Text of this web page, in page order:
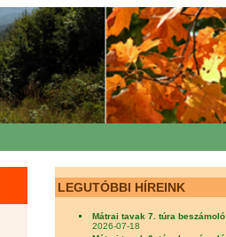
LEGUTÓBBI HÍREINK
Mátrai tavak 7. túra beszámoló
2026-07-18